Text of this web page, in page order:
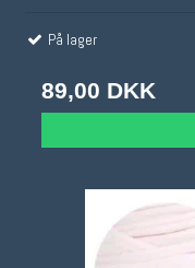
På lager
89,00 DKK